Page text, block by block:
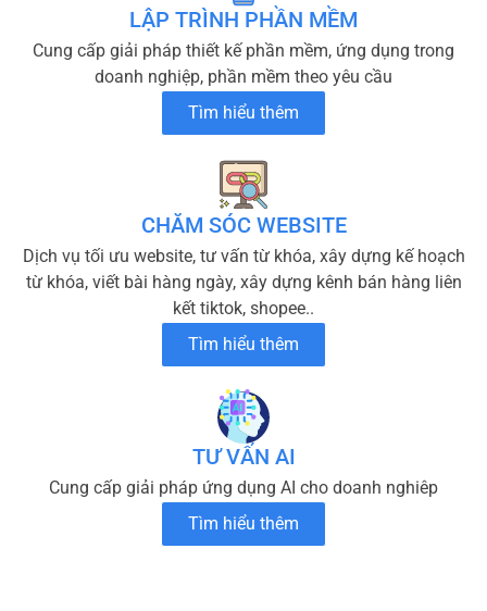
LẬP TRÌNH PHẦN MỀM
Cung cấp giải pháp thiết kế phần mềm, ứng dụng trong
doanh nghiệp, phần mềm theo yêu cầu
Tìm hiểu thêm
CHĂM SÓC WEBSITE
Dịch vụ tối ưu website, tư vấn từ khóa, xây dựng kế hoạch
từ khóa, viết bài hàng ngày, xây dựng kênh bán hàng liên
kết tiktok, shopee..
Tìm hiểu thêm
TƯ VẤN AI
Cung cấp giải pháp ứng dụng AI cho doanh nghiêp
Tìm hiểu thêm